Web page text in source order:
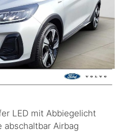
LED mit Abbiegelicht
abschaltbar Airbag